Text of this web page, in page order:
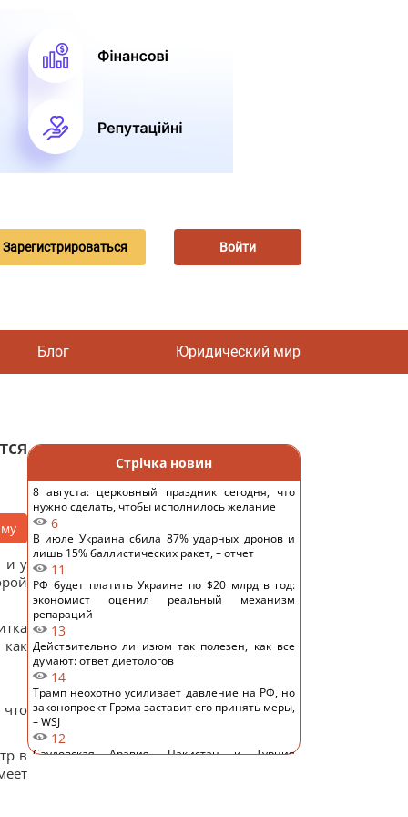
Зарегистрироваться Войти
Блог Юридический мир
и у
в
Стрічка новин
8 августа: церковный праздник сегодня, что
нужно сделать, чтобы исполнилось желание
6
В июле Украина сбила 87% ударных дронов и
лишь 15% баллистических ракет, – отчет
11
РФ будет платить Украине по $20 млрд в год:
экономист оценил реальный механизм
репараций
13
Действительно ли изюм так полезен, как все
думают: ответ диетологов
14
Трамп неохотно усиливает давление на РФ, но
законопроект Грэма заставит его принять меры,
– WSJ
12
Саудовская Аравия, Пакистан и Турция